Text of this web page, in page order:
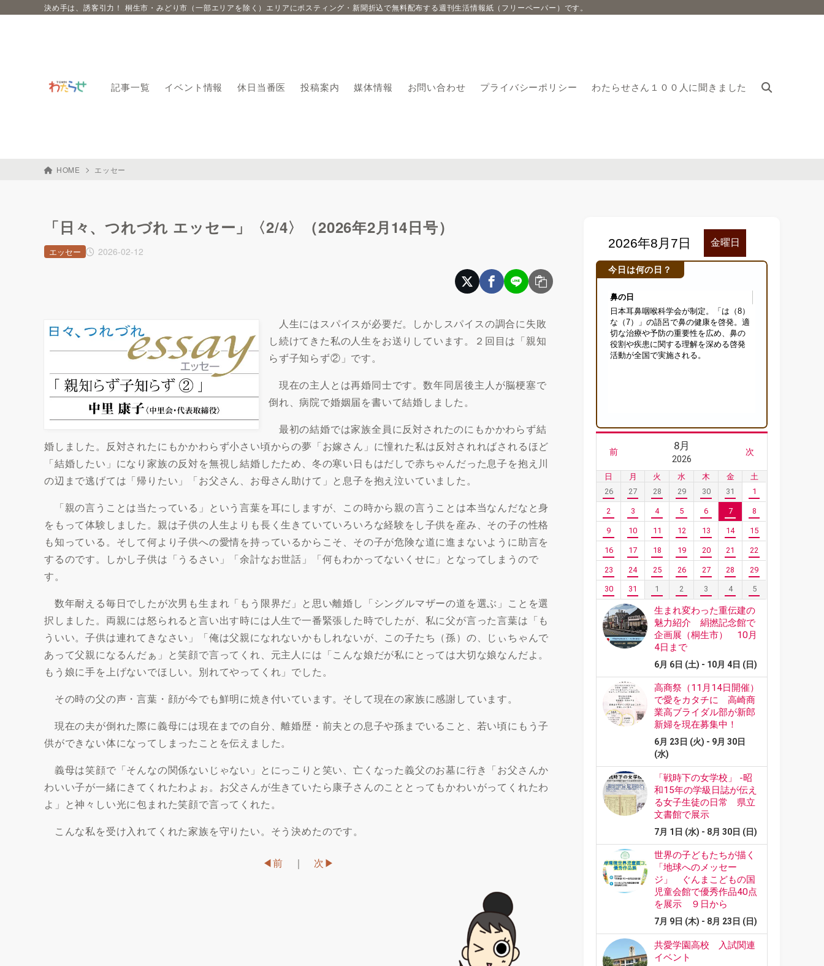
決め手は、誘客引力！ 桐生市・みどり市（一部エリアを除く）エリアにポスティング・新聞折込で無料配布する週刊生活情報紙（フリーペーパー）です。
記事一覧 イベント情報 休日当番医 投稿案内 媒体情報 お問い合わせ プライバシーポリシー わたらせさん１００人に聞きました
HOME エッセー
「日々、つれづれ エッセー」〈2/4〉（2026年2月14日号）
2026-02-12
エッセー
人生にはスパイスが必要だ。しかしスパイスの調合に失敗
し続けてきた私の人生をお送りしています。２回目は「親知
らず子知らず②」です。
現在の主人とは再婚同士です。数年同居後主人が脳梗塞で
倒れ、病院で婚姻届を書いて結婚しました。
最初の結婚では家族全員に反対されたのにもかかわらず結
婚しました。反対されたにもかかわらず小さい頃からの夢「お嫁さん」に憧れた私は反対されればされるほど
「結婚したい」になり家族の反対を無視し結婚したため、冬の寒い日もはだしで赤ちゃんだった息子を抱え川
の辺まで逃げては「帰りたい」「お父さん、お母さん助けて」と息子を抱え泣いていました。
「親の言うことは当たっている」という言葉を耳にしますが、この時から親の言うことは本当なんだなと身
をもって体験しました。親は子供の人生よりも長く生きていていろいろな経験をし子供を産み、その子の性格
も知っている。そして何より子供への愛情を持っているからこそ、その子が危険な道に進まないように助言を
するのです。しかし子供は「うるさい」「余計なお世話」「何もわかってないくせに」となってしまうので
す。
数年耐える毎日でしたが次男も生まれ「もう限界だ」と思い離婚し「シングルマザーの道を選ぶ」ことを選
択しました。両親には怒られると言い出す時には人生で一番緊張した時でしたが、私に父が言った言葉は「も
ういい。子供は連れてきなさい」「俺は父親になれないかもしれないが、この子たち（孫）の、じぃちゃんで
あって父親になるんだぁ」と笑顔で言ってくれ、元主人には「こんな娘だが私にとっては大切な娘なんだよ。
もう娘に手を上げないでほしい。別れてやってくれ」でした。
その時の父の声・言葉・顔が今でも鮮明に焼き付いています。そして現在の家族に感謝しています。
現在の夫が倒れた際に義母には現在までの自分、離婚歴・前夫との息子や孫までいること、若い頃にもう子
供ができない体になってしまったことを伝えました。
義母は笑顔で「そんなの関係ないじゃない」とにっこりと笑い、亡くなった義父のお墓に行き「お父さんか
わいい子が一緒にきてくれたわよぉ。お父さんが生きていたら康子さんのこととってもかわいがってくれたわ
よ」と神々しい光に包まれた笑顔で言ってくれた。
こんな私を受け入れてくれた家族を守りたい。そう決めたのです。
◀︎前 ｜ 次▶︎
今日は何の日？